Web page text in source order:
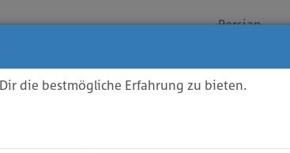
Persian
die bestmögliche Erfahrung zu bieten.